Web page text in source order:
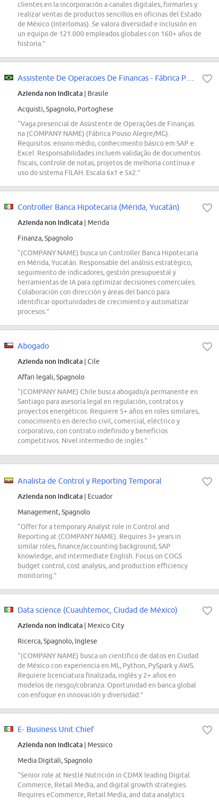
clientes en la incorporación a canales digitales, formarles y
realizar ventas de productos sencillos en oficinas del Estado
de México (Interlomas). Se valora diversidad e inclusión en
un equipo de 121.000 empleados globales con 160+ años de
historia.”
Azienda non indicata | Brasile
Acquisti, Spagnolo, Portoghese
“Vaga presencial de Assistente de Operações de Finanças
na (COMPANY NAME) (Fábrica Pouso Alegre/MG).
Requisitos: ensino médio, conhecimento básico em SAP e
Excel. Responsabilidades incluem validação de documentos
fiscais, controle de notas, projetos de melhoria contínua e
uso do sistema FILAH. Escala 6x1 e 5x2.”
Controller Banca Hipotecaria (Mérida, Yucatán)
Azienda non indicata | Merida
Finanza, Spagnolo
“(COMPANY NAME) busca un Controller Banca Hipotecaria
en Mérida, Yucatán. Responsable del análisis estratégico,
seguimiento de indicadores, gestión presupuestal y
herramientas de IA para optimizar decisiones comerciales.
Colaboración con dirección y áreas del banco para
identificar oportunidades de crecimiento y automatizar
procesos.”
Abogado
Azienda non indicata | Cile
Affari legali, Spagnolo
“(COMPANY NAME) Chile busca abogado/a permanente en
Santiago para asesoría legal en regulación, contratos y
proyectos energéticos. Requiere 5+ años en roles similares,
conocimiento en derecho civil, comercial, eléctrico y
corporativo, con contrato indefinido y beneficios
competitivos. Nivel intermedio de inglés.”
Analista de Control y Reporting Temporal
Azienda non indicata | Ecuador
Management, Spagnolo
“Offer for a temporary Analyst role in Control and
Reporting at (COMPANY NAME). Requires 3+ years in
similar roles, finance/accounting background, SAP
knowledge, and intermediate English. Focus on COGS
budget control, cost analysis, and production efficiency
monitoring.”
Data science (Cuauhtemoc, Ciudad de México)
Azienda non indicata | Mexico City
Ricerca, Spagnolo, Inglese
“(COMPANY NAME) busca un científico de datos en Ciudad
de México con experiencia en ML, Python, PySpark y AWS.
Requiere licenciatura finalizada, inglés y 2+ años en
modelos de riesgo/cobranza. Oportunidad en banca global
con enfoque en innovación y diversidad.”
E- Business Unit Chief
Azienda non indicata | Messico
Media Digitali, Spagnolo
“Senior role at Nestlé Nutrición in CDMX leading Digital
Commerce, Retail Media, and digital growth strategies.
Requires eCommerce, Retail Media, and data analytics